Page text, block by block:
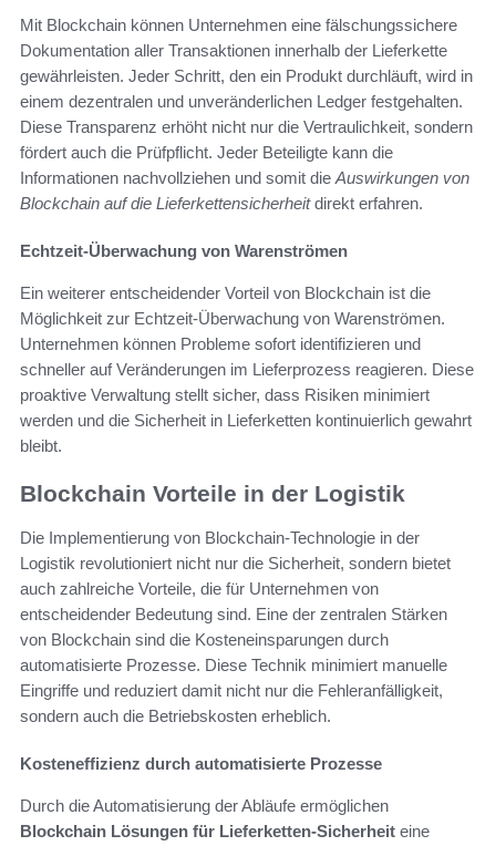
Mit Blockchain können Unternehmen eine fälschungssichere
Dokumentation aller Transaktionen innerhalb der Lieferkette
gewährleisten. Jeder Schritt, den ein Produkt durchläuft, wird in
einem dezentralen und unveränderlichen Ledger festgehalten.
Diese Transparenz erhöht nicht nur die Vertraulichkeit, sondern
fördert auch die Prüfpflicht. Jeder Beteiligte kann die
Informationen nachvollziehen und somit die Auswirkungen von
Blockchain auf die Lieferkettensicherheitdirekt erfahren.
Echtzeit-Überwachung von Warenströmen
Ein weiterer entscheidender Vorteil von Blockchain ist die
Möglichkeit zur Echtzeit-Überwachung von Warenströmen.
Unternehmen können Probleme sofort identifizieren und
schneller auf Veränderungen im Lieferprozess reagieren. Diese
proaktive Verwaltung stellt sicher, dass Risiken minimiert
werden und die Sicherheit in Lieferketten kontinuierlich gewahrt
bleibt.
Blockchain Vorteile in der Logistik
Die Implementierung von Blockchain-Technologie in der
Logistik revolutioniert nicht nur die Sicherheit, sondern bietet
auch zahlreiche Vorteile, die für Unternehmen von
entscheidender Bedeutung sind. Eine der zentralen Stärken
von Blockchain sind die Kosteneinsparungen durch
automatisierte Prozesse. Diese Technik minimiert manuelle
Eingriffe und reduziert damit nicht nur die Fehleranfälligkeit,
sondern auch die Betriebskosten erheblich.
Kosteneffizienz durch automatisierte Prozesse
Durch die Automatisierung der Abläufe ermöglichen
Blockchain Lösungen für Lieferketten-Sicherheit eine